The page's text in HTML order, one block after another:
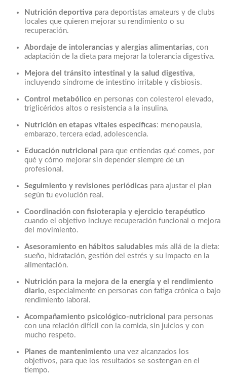
Nutrición deportiva para deportistas amateurs y de clubs
locales que quieren mejorar su rendimiento o su
recuperación.
Abordaje de intolerancias y alergias alimentarias, con
adaptación de la dieta para mejorar la tolerancia digestiva.
Mejora del tránsito intestinal y la salud digestiva,
incluyendo síndrome de intestino irritable y disbiosis.
Control metabólico en personas con colesterol elevado,
triglicéridos altos o resistencia a la insulina.
Nutrición en etapas vitales específicas: menopausia,
embarazo, tercera edad, adolescencia.
Educación nutricional
para que entiendas qué comes, por
qué y cómo mejorar sin depender siempre de un
profesional.
Seguimiento y revisiones periódicas para ajustar el plan
según tu evolución real.
Coordinación con fisioterapia y ejercicio terapéutico
cuando el objetivo incluye recuperación funcional o mejora
del movimiento.
Asesoramiento en hábitos saludables más allá de la dieta:
sueño, hidratación, gestión del estrés y su impacto en la
alimentación.
Nutrición para la mejora de la energía y el rendimiento
diario, especialmente en personas con fatiga crónica o bajo
rendimiento laboral.
Acompañamiento psicológico-nutricional
para personas
con una relación difícil con la comida, sin juicios y con
mucho respeto.
Planes de mantenimiento una vez alcanzados los
objetivos, para que los resultados se sostengan en el
tiempo.